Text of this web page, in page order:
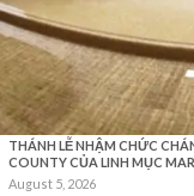
THÁNH LỄ NHẬM CHỨC
COUNTY CỦA LINH MỤC
August 5, 2026